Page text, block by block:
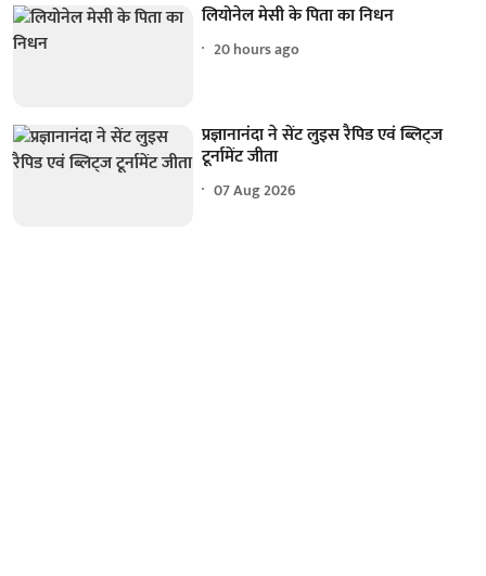
लियोनेल मेसी के पिता का निधन
20 hours ago
प्रज्ञानानंदा ने सेंट लुइस रैपिड एवं ब्लिट्ज
टूर्नामेंट जीता
07 Aug 2026